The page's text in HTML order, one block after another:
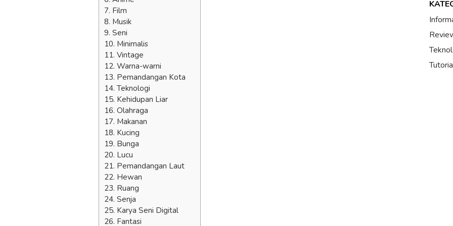
7. Film
8. Musik
9. Seni
10. Minimalis
11. Vintage
12. Warna-warni
13. Pemandangan Kota
14. Teknologi
15. Kehidupan Liar
16. Olahraga
17. Makanan
18. Kucing
19. Bunga
20. Lucu
21. Pemandangan Laut
22. Hewan
23. Ruang
24. Senja
25. Karya Seni Digital
26. Fantasi